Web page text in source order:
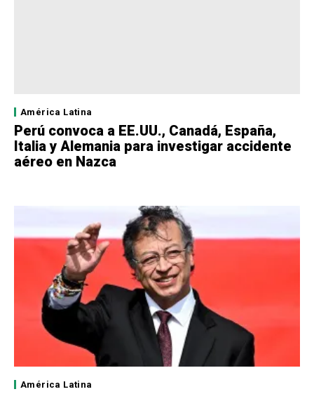
América Latina
Perú convoca a EE.UU., Canadá, España,
Italia y Alemania para investigar accidente
aéreo en Nazca
América Latina